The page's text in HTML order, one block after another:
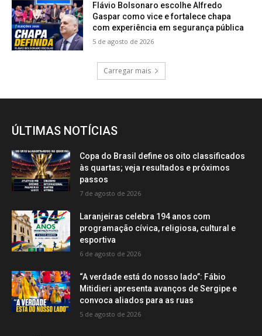
Flávio Bolsonaro escolhe Alfredo
Gaspar como vice e fortalece chapa
com experiência em segurança pública
5 de agosto de 2026
Carregar mais
ÚLTIMAS NOTÍCIAS
Copa do Brasil define os oito classificados
às quartas; veja resultados e próximos
passos
7 de agosto de 2026
Laranjeiras celebra 194 anos com
programação cívica, religiosa, cultural e
esportiva
6 de agosto de 2026
“A verdade está do nosso lado”: Fábio
Mitidieri apresenta avanços de Sergipe e
convoca aliados para as ruas
5 de agosto de 2026